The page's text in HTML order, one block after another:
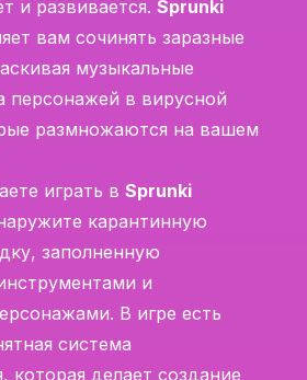
и развивается. Sprunki
вам сочинять заразные
музыкальные
персонажей в вирусной
размножаются на вашем
играть в Sprunki
карантинную
заполненную
и
В игре есть
система
которая делает создание